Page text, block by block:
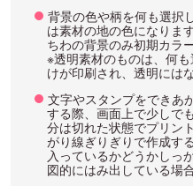
背景の色や柄を何も選択
は素材の地の色になりま
ちわの背景のみ初期カラー
※透明素材のものは、何
けが印刷され、透明には
文字やスタンプをできあ
する際、画面上で少しで
分は切れた状態でプリン
がり線ぎりぎりで作成す
入っているかどうかしっ
図的にはみ出している場